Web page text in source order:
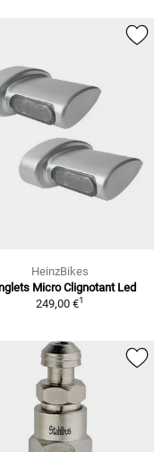
HeinzBikes
Micro Clignotant Led
249,00 €1